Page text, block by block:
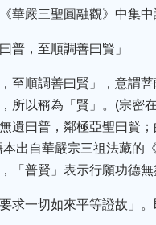
華嚴三聖圓融觀》中集
普，至順調善曰賢」
，至順調善曰賢」，意謂
所以稱為「賢」。(宗密
遺曰普，鄰極亞聖曰賢
出自華嚴宗三祖法藏的
「普賢」表示行願功德
求一切如來平等證故」